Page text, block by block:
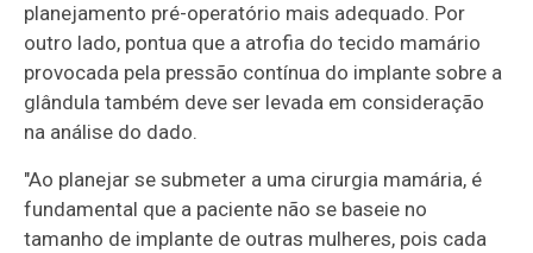
planejamento pré-operatório mais adequado. Por
outro lado, pontua que a atrofia do tecido mamário
provocada pela pressão contínua do implante sobre a
glândula também deve ser levada em consideração
na análise do dado.
"Ao planejar se submeter a uma cirurgia mamária, é
fundamental que a paciente não se baseie no
tamanho de implante de outras mulheres, pois cada